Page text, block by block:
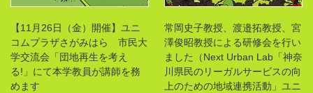
【11月26日（金）開催】ユニ
コムプラザさがみはら 市民大
学交流会「団地再生を考え
る!」にて本学教員が講師を務
めます
常岡史子教授、渡邉拓教授、宮
澤俊昭教授による研修会を行い
ました（Next Urban Lab「神奈
川県民のリーガルサービスの向
上のための地域連携活動」ユニ